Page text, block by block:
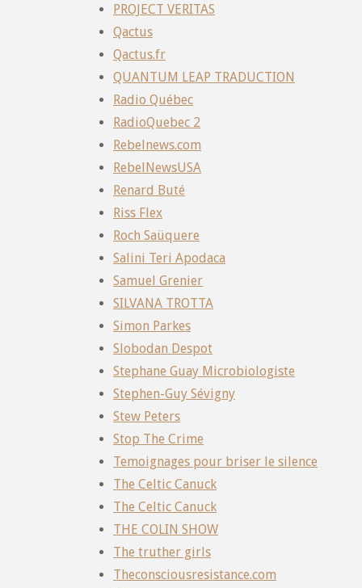
PROJECT VERITAS
Qactus
Qactus.fr
QUANTUM LEAP TRADUCTION
Radio Québec
RadioQuebec 2
Rebelnews.com
RebelNewsUSA
Renard Buté
Riss Flex
Roch Saüquere
Salini Teri Apodaca
Samuel Grenier
SILVANA TROTTA
Simon Parkes
Slobodan Despot
Stephane Guay Microbiologiste
Stephen-Guy Sévigny
Stew Peters
Stop The Crime
Temoignages pour briser le silence
The Celtic Canuck
The Celtic Canuck
THE COLIN SHOW
The truther girls
Theconsciousresistance.com